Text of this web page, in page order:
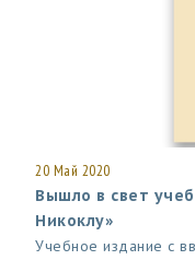
20 Май 2020
Вышло в свет
Никоклу»
Учебное издание с